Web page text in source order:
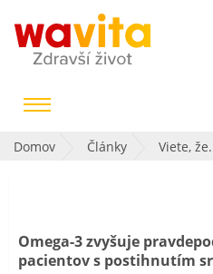
Domov Články Viete,
Omega-3 zvyšuje
pacientov s postihnutím